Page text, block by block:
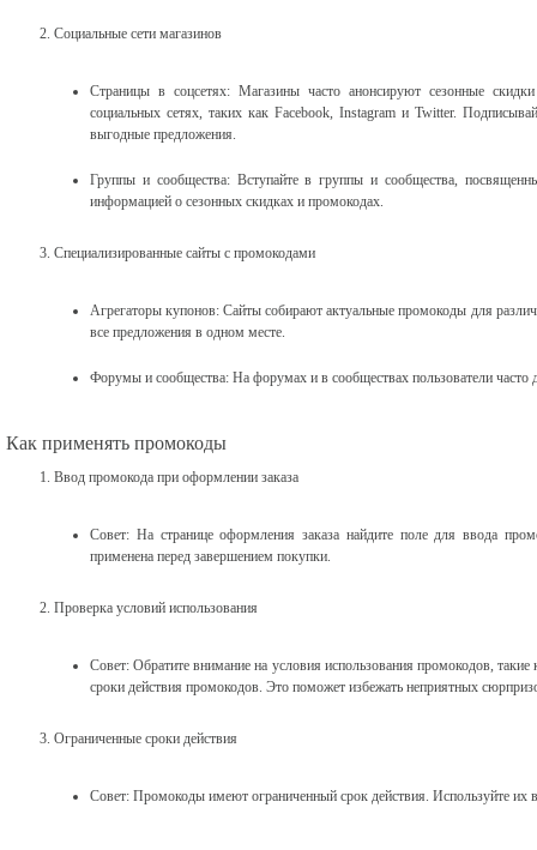
Социальные сети магазинов
Страницы в соцсетях: Магазины часто анонсируют сезонные
социальных сетях, таких как Facebook, Instagram и Twitter.
выгодные предложения.
Группы и сообщества: Вступайте в группы и сообщества,
информацией о сезонных скидках и промокодах.
Специализированные сайты с промокодами
Агрегаторы купонов: Сайты собирают актуальные промокоды для
все предложения в одном месте.
Форумы и сообщества: На форумах и в сообществах пользователи
Как применять промокоды
Ввод промокода при оформлении заказа
Совет: На странице оформления заказа найдите поле для ввода
применена перед завершением покупки.
Проверка условий использования
Совет: Обратите внимание на условия использования промокодов,
сроки действия промокодов. Это поможет избежать неприятных
Ограниченные сроки действия
Совет: Промокоды имеют ограниченный срок действия. Используйте их